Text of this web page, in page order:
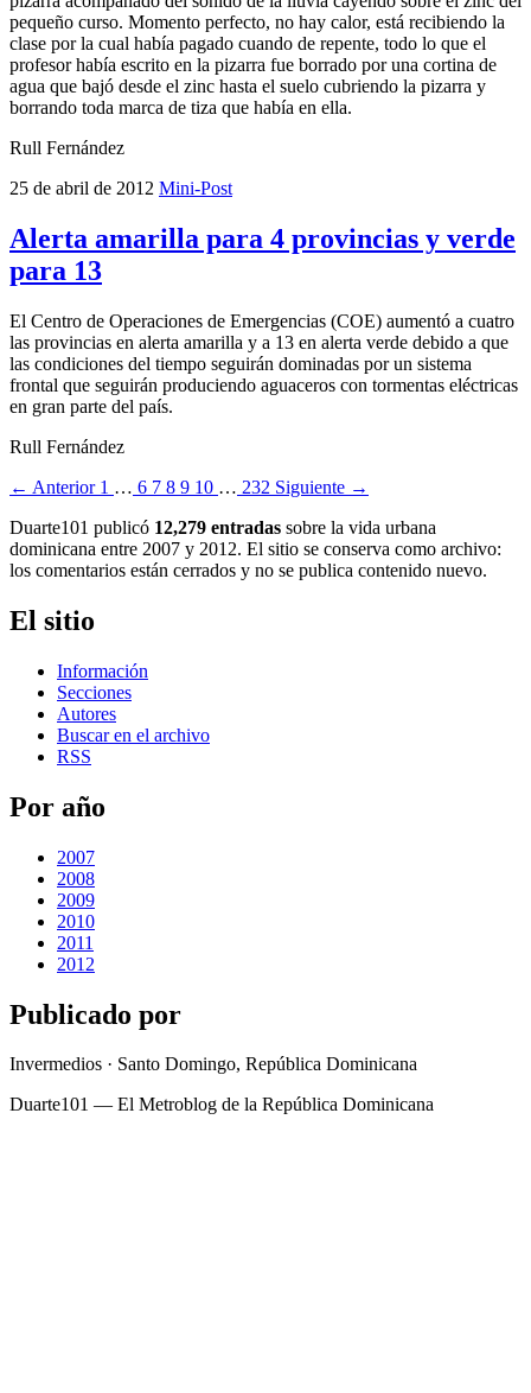
pequeño curso. Momento perfecto, no hay calor, está recibiendo la
clase por la cual había pagado cuando de repente, todo lo que el
profesor había escrito en la pizarra fue borrado por una cortina de
agua que bajó desde el zinc hasta el suelo cubriendo la pizarra y
borrando toda marca de tiza que había en ella.
Rull Fernández
25 de abril de 2012 Mini-Post
Alerta amarilla para 4 provincias y verde
para 13
El Centro de Operaciones de Emergencias (COE) aumentó a cuatro
las provincias en alerta amarilla y a 13 en alerta verde debido a que
las condiciones del tiempo seguirán dominadas por un sistema
frontal que seguirán produciendo aguaceros con tormentas eléctricas
en gran parte del país.
Rull Fernández
← Anterior 1 … 6 7 8 9 10 … 232 Siguiente →
Duarte101 publicó 12,279 entradas sobre la vida urbana
dominicana entre 2007 y 2012. El sitio se conserva como archivo:
los comentarios están cerrados y no se publica contenido nuevo.
El sitio
Información
Secciones
Autores
Buscar en el archivo
RSS
Por año
2007
2008
2009
2010
2011
2012
Publicado por
Invermedios · Santo Domingo, República Dominicana
Duarte101 — El Metroblog de la República Dominicana